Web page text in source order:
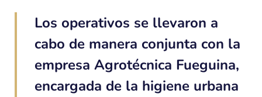
Los operativos se llevaron a
cabo de manera conjunta con la
empresa Agrotécnica Fueguina,
encargada de la higiene urbana